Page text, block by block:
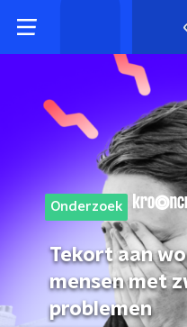
Onderzoek
Tekort aan
mensen met
problemen